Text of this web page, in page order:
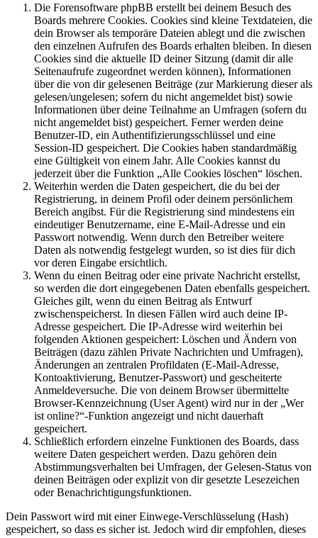
Die Forensoftware phpBB erstellt bei deinem Besuch des
Boards mehrere Cookies. Cookies sind kleine Textdateien, die
dein Browser als temporäre Dateien ablegt und die zwischen
den einzelnen Aufrufen des Boards erhalten bleiben. In diesen
Cookies sind die aktuelle ID deiner Sitzung (damit dir alle
Seitenaufrufe zugeordnet werden können), Informationen
über die von dir gelesenen Beiträge (zur Markierung dieser als
gelesen/ungelesen; sofern du nicht angemeldet bist) sowie
Informationen über deine Teilnahme an Umfragen (sofern du
nicht angemeldet bist) gespeichert. Ferner werden deine
Benutzer-ID, ein Authentifizierungsschlüssel und eine
Session-ID gespeichert. Die Cookies haben standardmäßig
eine Gültigkeit von einem Jahr. Alle Cookies kannst du
jederzeit über die Funktion „Alle Cookies löschen“ löschen.
Weiterhin werden die Daten gespeichert, die du bei der
Registrierung, in deinem Profil oder deinem persönlichem
Bereich angibst. Für die Registrierung sind mindestens ein
eindeutiger Benutzername, eine E-Mail-Adresse und ein
Passwort notwendig. Wenn durch den Betreiber weitere
Daten als notwendig festgelegt wurden, so ist dies für dich
vor deren Eingabe ersichtlich.
Wenn du einen Beitrag oder eine private Nachricht erstellst,
so werden die dort eingegebenen Daten ebenfalls gespeichert.
Gleiches gilt, wenn du einen Beitrag als Entwurf
zwischenspeicherst. In diesen Fällen wird auch deine IP-
Adresse gespeichert. Die IP-Adresse wird weiterhin bei
folgenden Aktionen gespeichert: Löschen und Ändern von
Beiträgen (dazu zählen Private Nachrichten und Umfragen),
Änderungen an zentralen Profildaten (E-Mail-Adresse,
Kontoaktivierung, Benutzer-Passwort) und gescheiterte
Anmeldeversuche. Die von deinem Browser übermittelte
Browser-Kennzeichnung (User Agent) wird nur in der „Wer
ist online?“-Funktion angezeigt und nicht dauerhaft
gespeichert.
Schließlich erfordern einzelne Funktionen des Boards, dass
weitere Daten gespeichert werden. Dazu gehören dein
Abstimmungsverhalten bei Umfragen, der Gelesen-Status von
deinen Beiträgen oder explizit von dir gesetzte Lesezeichen
oder Benachrichtigungsfunktionen.
Dein Passwort wird mit einer Einwege-Verschlüsselung (Hash)
gespeichert, so dass es sicher ist. Jedoch wird dir empfohlen, dieses